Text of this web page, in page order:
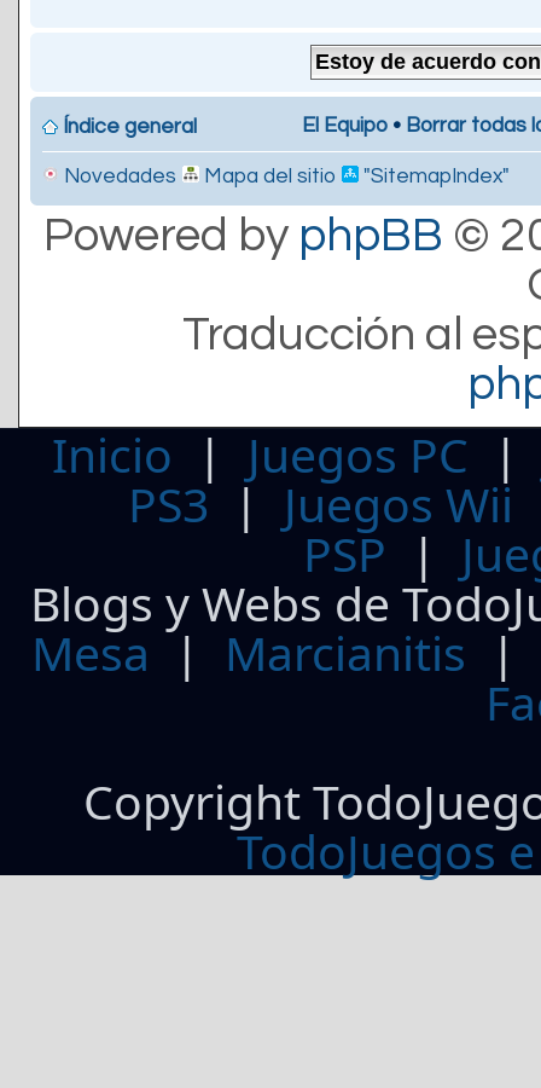
Índice general El Equipo • Borrar todas
Novedades Mapa del sitio "SitemapIndex"
Powered by phpBB ©
Traducción al
Inicio | Juegos PC
PS3| Juegos Wii
PSP |
Blogs y Webs de
Mesa | Marcianitis |
Copyright
TodoJuegos